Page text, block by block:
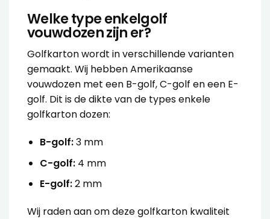
Welke type enkelgolf
vouwdozen zijn er?
Golfkarton wordt in verschillende varianten
gemaakt. Wij hebben Amerikaanse
vouwdozen met een B-golf, C-golf en een E-
golf. Dit is de dikte van de types enkele
golfkarton dozen:
B-golf:3 mm
C-golf: 4 mm
E-golf:2 mm
Wij raden aan om deze golfkarton kwaliteit